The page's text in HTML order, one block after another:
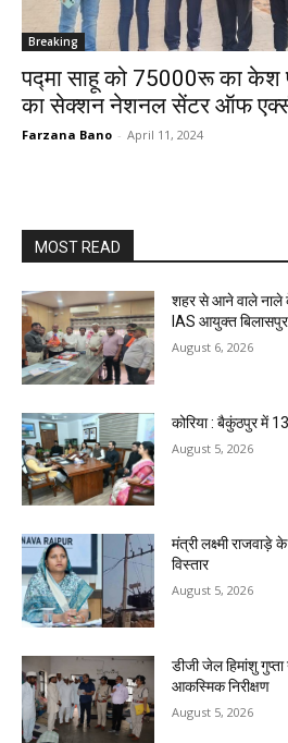
Breaking
पद्मा साहू को 75000रू का केश
का सेक्शन नेशनल सेंटर ऑफ
Farzana Bano - April 11, 2024
MOST READ
शहर से आने वाले नाले
IAS आयुक्त
August 6, 2026
कोरिया : बैकुंठपुर में
August 5, 2026
मंत्री लक्ष्मी राजवाड़े
विस्तार
August 5, 2026
डीजी जेल हिमांशु
आकस्मिक निरीक्षण
August 5, 2026